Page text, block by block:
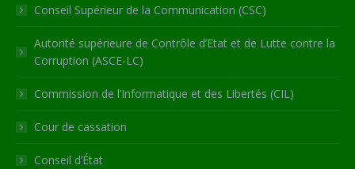
Conseil Supérieur de la Communication (CSC)
Autorité supérieure de Contrôle d’Etat et de Lutte contre la
Corruption (ASCE-LC)
Commission de l’Informatique et des Libertés (CIL)
Cour de cassation
Conseil d’État